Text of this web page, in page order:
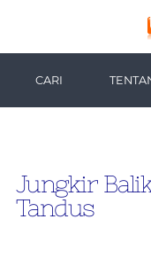
CARI
Jungkir
Tandus